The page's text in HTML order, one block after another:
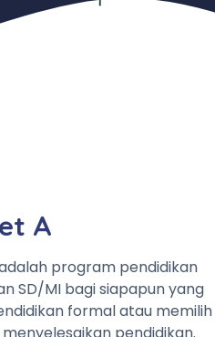
A
program pendidikan
SD/MI bagi siapapun yang
formal atau memilih